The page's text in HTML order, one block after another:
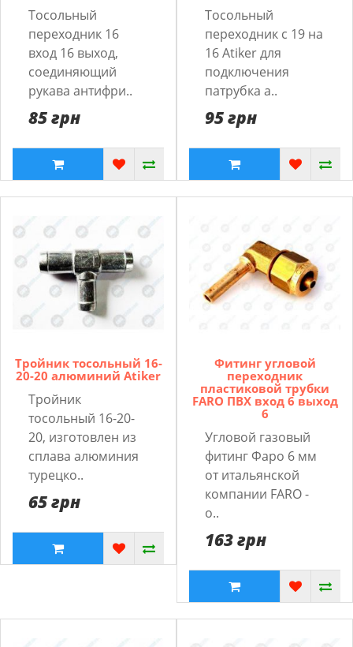
Тосольный
переходник 16
вход 16 выход,
соединяющий
рукава антифри..
85 грн
Тосольный
переходник с 19 на
16 Atiker для
подключения
патрубка а..
95 грн
Тройник тосольный 16-
20-20 алюминий Atiker
Тройник
тосольный 16-20-
20, изготовлен из
сплава алюминия
турецко..
65 грн
Фитинг угловой
переходник
пластиковой трубки
FARO ПВХ вход 6 выход
6
Угловой газовый
фитинг Фаро 6 мм
от итальянской
компании FARO -
о..
163 грн